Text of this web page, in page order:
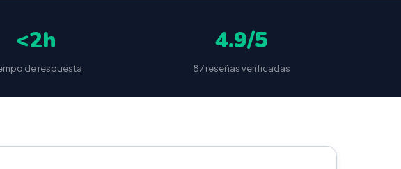
<2h
de respuesta
4.9/5
87 reseñas verificadas